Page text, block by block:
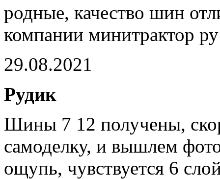
родные, качество шин
компании минитрактор
29.08.2021
Рудик
Шины 7 12 получены,
самоделку, и вышлем
ощупь, чувствуется 6